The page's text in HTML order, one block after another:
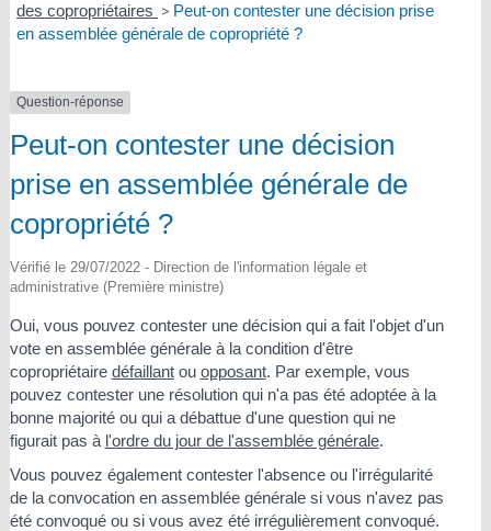
des copropriétaires > Peut-on contester une décision prise
en assemblée générale de copropriété ?
Question-réponse
Peut-on contester une décision
prise en assemblée générale de
copropriété ?
Vérifié le 29/07/2022 - Direction de l'information légale et
administrative (Première ministre)
Oui, vous pouvez contester une décision qui a fait l'objet d'un
vote en assemblée générale à la condition d'être
copropriétaire défaillantou opposant. Par exemple, vous
pouvez contester une résolution qui n'a pas été adoptée à la
bonne majorité ou qui a débattue d'une question qui ne
figurait pas à l'ordre du jour de l'assemblée générale.
Vous pouvez également contester l'absence ou l'irrégularité
de la convocation en assemblée générale si vous n'avez pas
été convoqué ou si vous avez été irrégulièrement convoqué.